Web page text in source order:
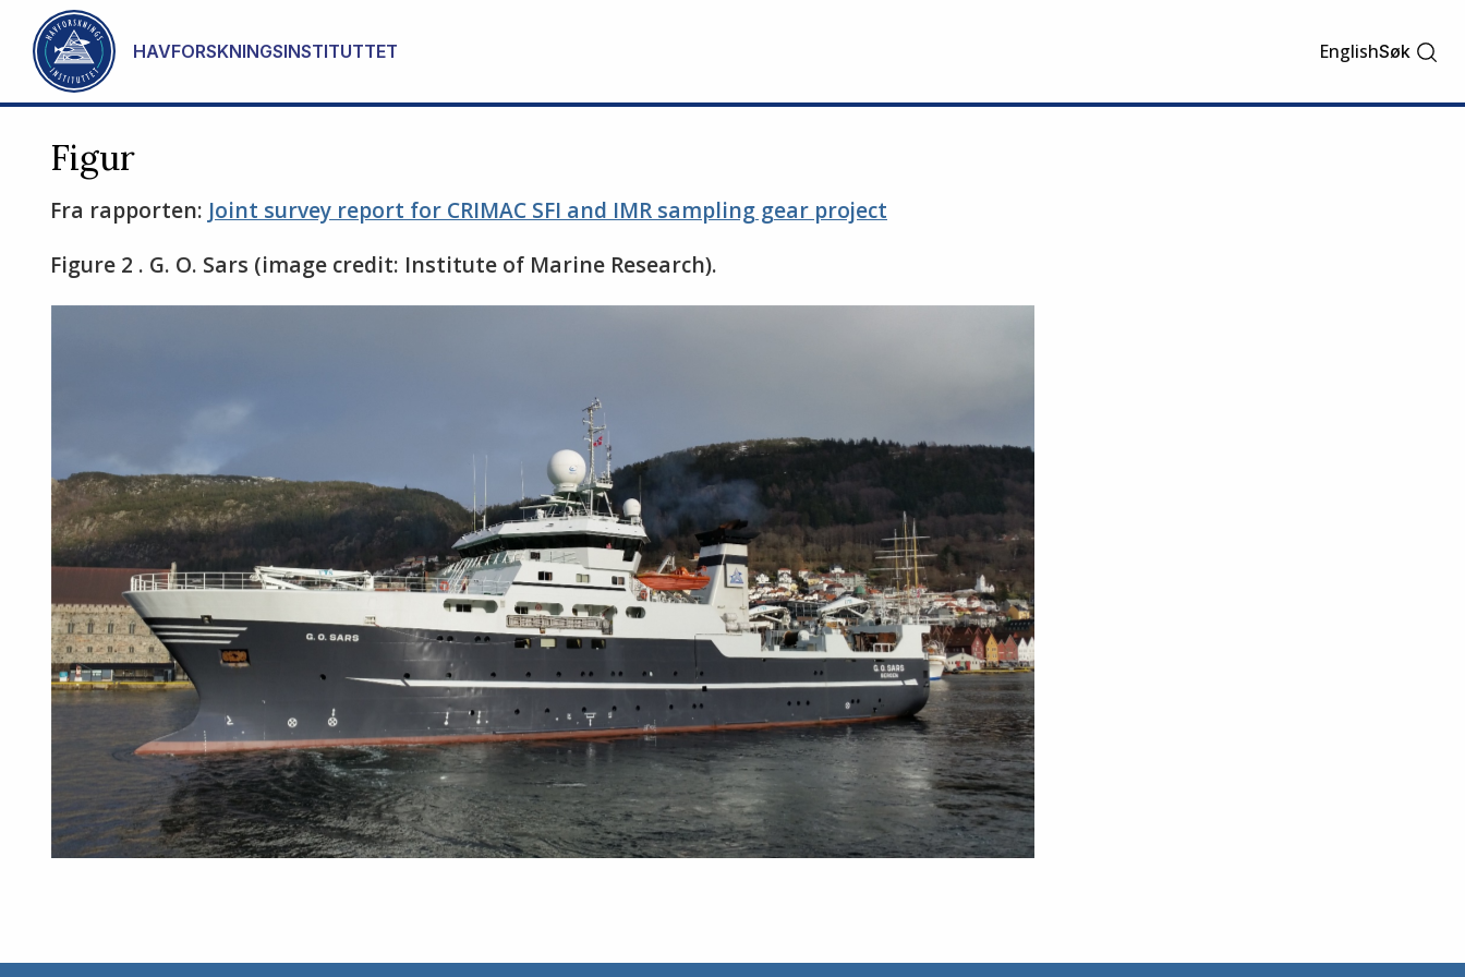
Gå til hovedinnhold
HAVFORSKNINGSINSTITUTTET EnglishSøk
Figur
Fra rapporten: Joint survey report for CRIMAC SFI and IMR sampling gear project
Figure 2 . G. O. Sars (image credit: Institute of Marine Research).